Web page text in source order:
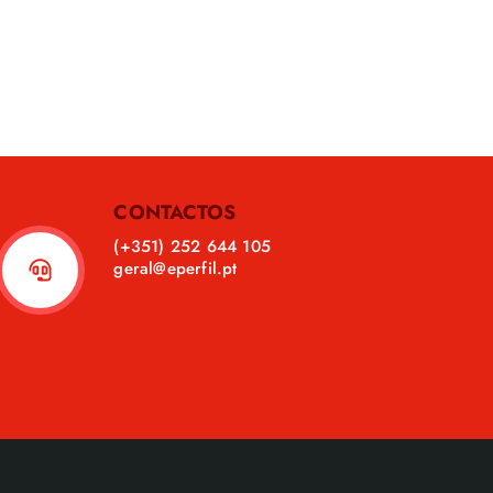
CONTACTOS
(+351) 252 644 105
geral@eperfil.pt